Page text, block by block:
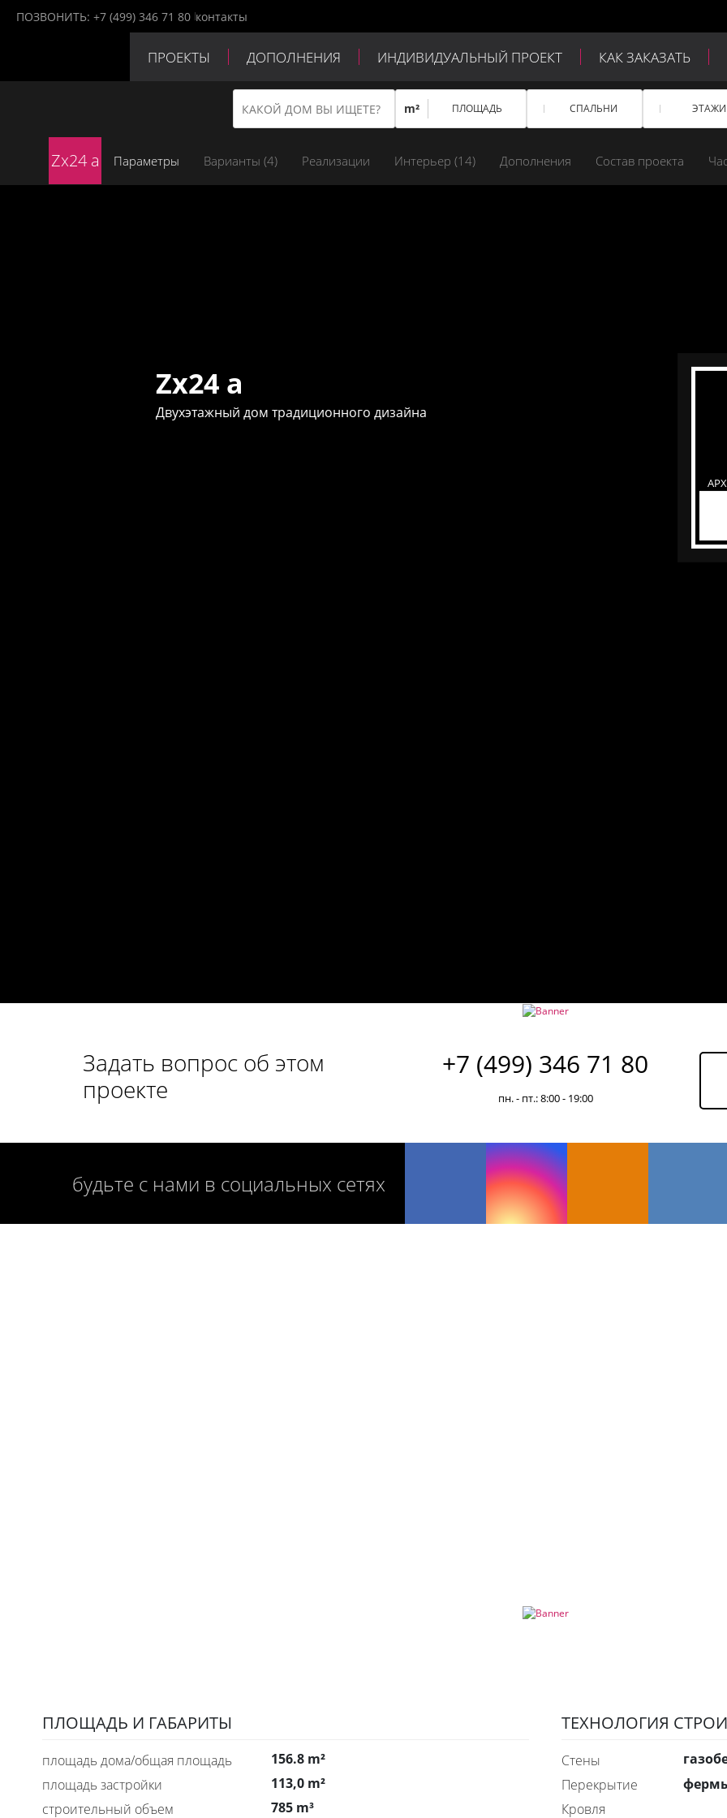
ПОЗВОНИТЬ: +7 (499) 346 71 80 контакты
ПРОЕКТЫ ДОПОЛНЕНИЯ ИНДИВИДУАЛЬНЫЙ ПРОЕКТ КАК ЗАКАЗАТЬ
КОНТАКТЫ m² ПЛОЩАДЬ СПАЛЬНИ ЭТАЖИ
Zx24 a Параметры Варианты (4) Реализации Интерьер (14) Дополнения Состав проекта
Zx24 a
Двухэтажный дом традиционного дизайна
Задать вопрос об этом
проекте
+7 (499) 346 71 80
пн. - пт.: 8:00 - 19:00
будьте с нами в социальных сетях
ПЛОЩАДЬ И ГАБАРИТЫ
площадь дома/общая площадь
156.8 m²
площадь застройки
113,0 m²
строительный объем
785 m³
ТЕХНОЛОГИЯ
стены
перекрытие
Кровля